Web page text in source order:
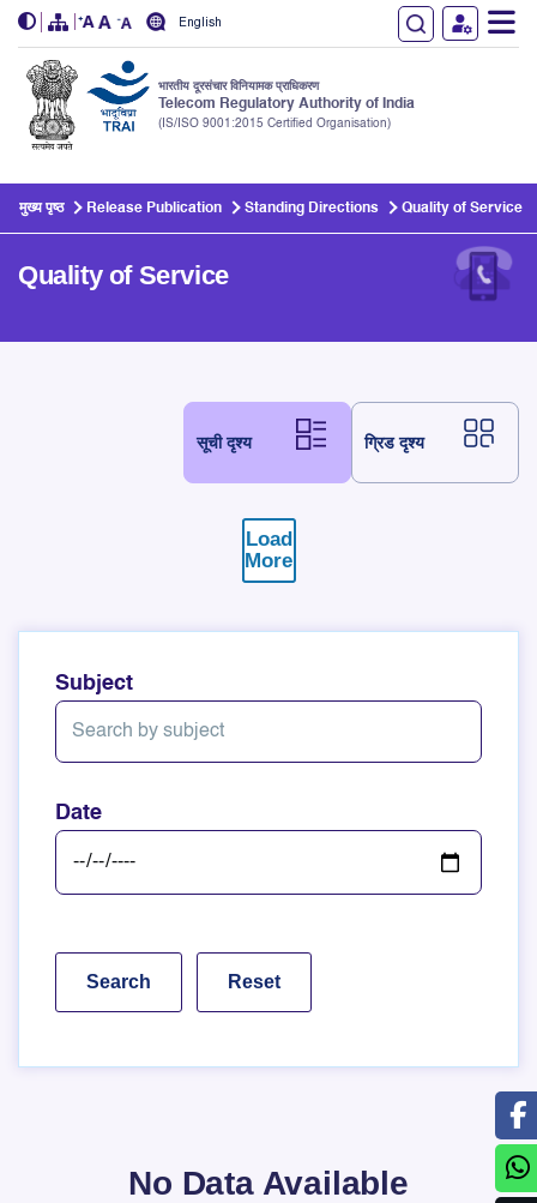
English
भारतीय दूरसंचार विनियामक प्राधिकरण
Telecom Regulatory Authority of India
(IS/ISO 9001:2015 Certified Organisation)
मुख्य पृष्ठ Release Publication Standing Directions Quality of Service
Quality of Service
सूची दृश्य ग्रिड दृश्य
Load
More
Subject
Date
No Data Available